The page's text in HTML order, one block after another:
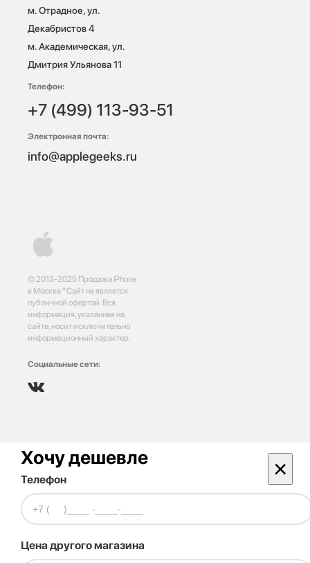
© 2013-2025 Продажа iPhone
в Москве *Сайт не является
публичной офертой. Вся
информация, указанная на
сайте, носит исключительно
информационный характер.
Социальные сети:
м. Отрадное, ул.
Декабристов 4
м. Академическая, ул.
Дмитрия Ульянова 11
Телефон:
+7 (499) 113-93-51
Электронная почта:
info@applegeeks.ru
Хочу дешевле ×
Телефон
Цена другого магазина